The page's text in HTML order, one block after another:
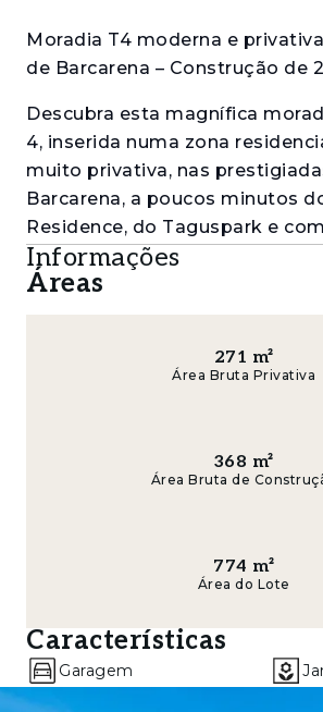
Moradia T4 moderna e
de Barcarena – Construção de
Descubra esta magnífica
4, inserida numa zona
muito privativa, nas
Barcarena, a poucos minutos
Residence, do Taguspark e
acessibilidades a Oeiras,
conforto, distribuídos por três
cuidadosamente pensados
Distribuição da Moradia
- Sala de estar e jantar com
lareira e acesso direto ao
para momentos de convívio e
Informações
Áreas
271 m²
Área Bruta Privativa
368 m²
Área Bruta de
774 m²
Área do Lote
Características
Garagem